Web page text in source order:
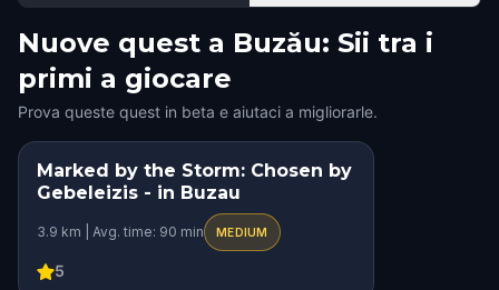
Nuove quest a Buzău: Sii tra i
primi a giocare
Prova queste quest in beta e aiutaci a migliorarle.
Marked by the Storm: Chosen by
Gebeleizis - in Buzau
3.9 km | Avg. time: 90 min MEDIUM
5